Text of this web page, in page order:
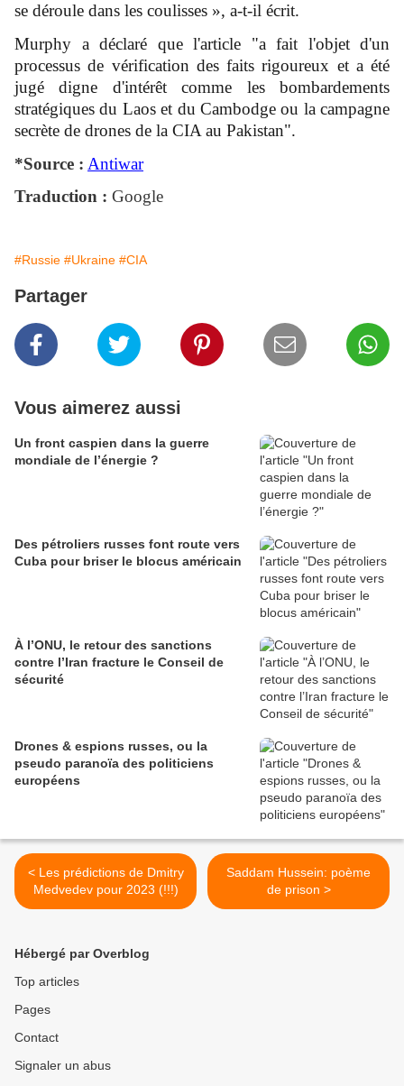
se déroule dans les coulisses », a-t-il écrit.
Murphy a déclaré que l'article "a fait l'objet d'un
processus de vérification des faits rigoureux et a été
jugé digne d'intérêt comme les bombardements
stratégiques du Laos et du Cambodge ou la campagne
secrète de drones de la CIA au Pakistan".
*Source : Antiwar
Traduction : Google
#Russie #Ukraine #CIA
Partager
Vous aimerez aussi
Un front caspien dans la guerre
mondiale de l’énergie ?
Des pétroliers russes font route vers
Cuba pour briser le blocus américain
À l’ONU, le retour des sanctions
contre l’Iran fracture le Conseil de
sécurité
Drones & espions russes, ou la
pseudo paranoïa des politiciens
européens
< Les prédictions de Dmitry
Medvedev pour 2023 (!!!)
Saddam Hussein: poème
de prison >
Hébergé par Overblog
Top articles
Pages
Contact
Signaler un abus